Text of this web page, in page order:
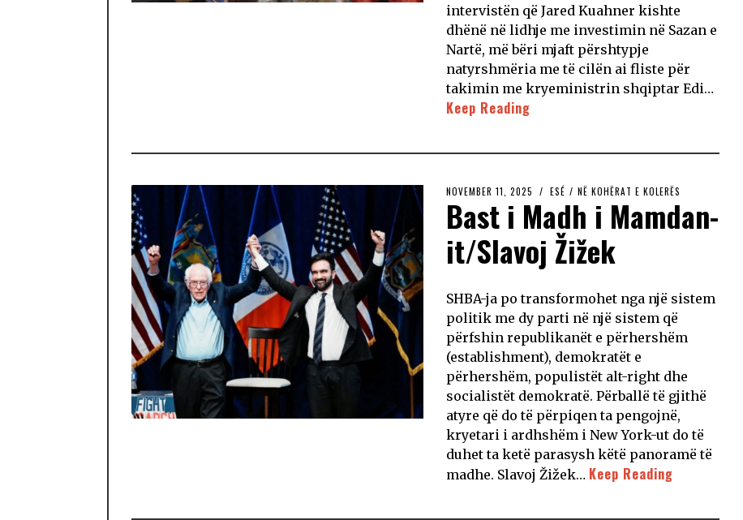
intervistën që Jared Kuahner kishte
dhënë në lidhje me investimin në Sazan e
Nartë, më bëri mjaft përshtypje
natyrshmëria me të cilën ai fliste për
takimin me kryeministrin shqiptar Edi…
Keep Reading
NOVEMBER 11, 2025 ESÉ / NË KOHËRAT E KOLERËS
Bast i Madh i Mamdan-
it/Slavoj Žižek
SHBA-ja po transformohet nga një sistem
politik me dy parti në një sistem që
përfshin republikanët e përhershëm
(establishment), demokratët e
përhershëm, populistët alt-right dhe
socialistët demokratë. Përballë të gjithë
atyre që do të përpiqen ta pengojnë,
kryetari i ardhshëm i New York-ut do të
duhet ta ketë parasysh këtë panoramë të
madhe. Slavoj Žižek… Keep Reading